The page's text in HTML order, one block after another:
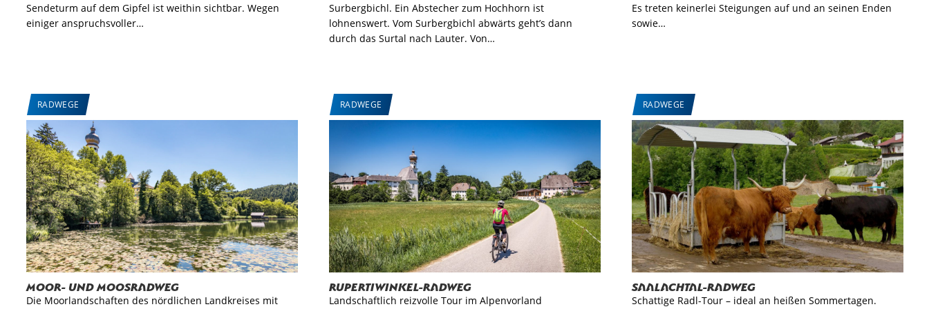
Sendeturm auf dem Gipfel ist weithin sichtbar. Wegen
einiger anspruchsvoller…
Surbergbichl. Ein Abstecher zum Hochhorn ist
lohnenswert. Vom Surbergbichl abwärts geht’s dann
durch das Surtal nach Lauter. Von…
Es treten keinerlei Steigungen auf und an seinen Enden
sowie…
RADWEGE
Moor- und Moosradweg
Die Moorlandschaften des nördlichen Landkreises mit
RADWEGE
Rupertiwinkel-Radweg
Landschaftlich reizvolle Tour im Alpenvorland
RADWEGE
Saalachtal-Radweg
Schattige Radl-Tour – ideal an heißen Sommertagen.